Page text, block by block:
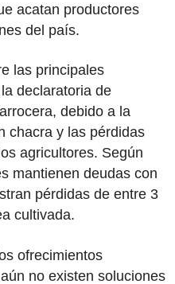
acatan productores
del país.
las principales
declaratoria de
debido a la
chacra y las pérdidas
agricultores. Según
mantienen deudas con
pérdidas de entre 3
cultivada.
ofrecimientos
no existen soluciones